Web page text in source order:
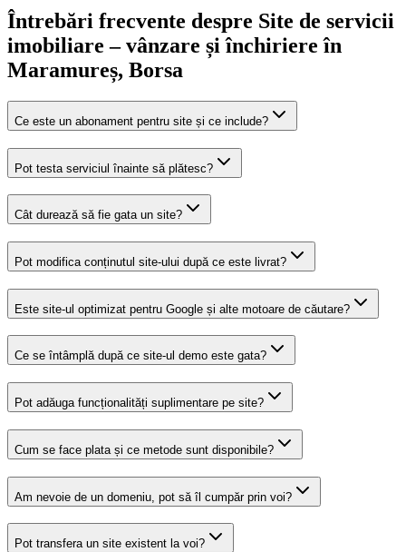
Întrebări frecvente despre Site de servicii
imobiliare – vânzare și închiriere în
Maramureș, Borsa
Ce este un abonament pentru site și ce include?
Pot testa serviciul înainte să plătesc?
Cât durează să fie gata un site?
Pot modifica conținutul site-ului după ce este livrat?
Este site-ul optimizat pentru Google și alte motoare de căutare?
Ce se întâmplă după ce site-ul demo este gata?
Pot adăuga funcționalități suplimentare pe site?
Cum se face plata și ce metode sunt disponibile?
Am nevoie de un domeniu, pot să îl cumpăr prin voi?
Pot transfera un site existent la voi?